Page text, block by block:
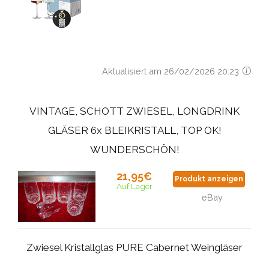
Aktualisiert am 26/02/2026 20:23
VINTAGE, SCHOTT ZWIESEL, LONGDRINK
GLÄSER 6x BLEIKRISTALL, TOP OK!
WUNDERSCHÖN!
21,95€
Auf Lager
Produkt anzeigen
eBay
Zwiesel Kristallglas PURE Cabernet Weingläser